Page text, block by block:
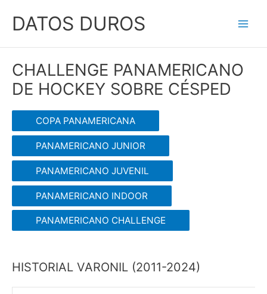
DATOS DUROS
CHALLENGE PANAMERICANO
DE HOCKEY SOBRE CÉSPED
COPA PANAMERICANA
PANAMERICANO JUNIOR
PANAMERICANO JUVENIL
PANAMERICANO INDOOR
PANAMERICANO CHALLENGE
HISTORIAL VARONIL (2011-2024)